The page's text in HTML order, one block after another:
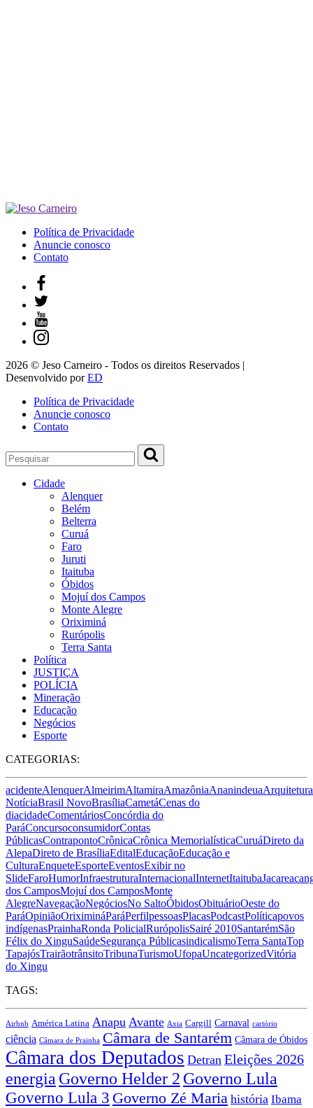
Política de Privacidade
Anuncie conosco
Contato
2026 © Jeso Carneiro - Todos os direitos Reservados |
Desenvolvido porED
Política de Privacidade
Anuncie conosco
Contato
Cidade
Alenquer
Belém
Belterra
Curuá
Faro
Juruti
Itaituba
Óbidos
Mojuí dos Campos
Monte Alegre
Oriximiná
Rurópolis
Terra Santa
Política
JUSTIÇA
POLÍCIA
Mineração
Educação
Negócios
Esporte
CATEGORIAS:
acidenteAlenquerAlmeirimAltamiraAmazôniaAnanindeuaArquitetura
NotíciaBrasil NovoBrasíliaCametáCenas do
diacidadeComentáriosConcórdia do
ParáConcursoconsumidorContas
PúblicasContrapontoCrônicaCrônica MemorialísticaCuruáDireto da
AlepaDireto de BrasíliaEditalEducaçãoEducação e
CulturaEnqueteEsporteEventosExibir no
SlideFaroHumorInfraestruturaInternacionalInternetItaituba
dos CamposMojuí dos CamposMonte
AlegreNavegaçãoNegóciosNo SaltoÓbidosObituárioOeste do
ParáOpiniãoOriximináParáPerfilpessoasPlacasPodcastPolíticapovos
indígenasPrainhaRonda PolicialRurópolisSairé 2010SantarémSão
Félix do XinguSaúdeSegurança PúblicasindicalismoTerra SantaTop
TapajósTrairãotrânsitoTribunaTurismoUfopaUncategorizedVitória
do Xingu
TAGS:
Airbnb América Latina Anapu Avante Axia Cargill Carnaval cartório
ciência Câmara de Prainha Câmara de Santarém Câmara de Óbidos
Câmara dos Deputados Detran Eleições 2026
energia Governo Helder 2 Governo Lula
Governo Lula 3 Governo Zé Maria história Ibama